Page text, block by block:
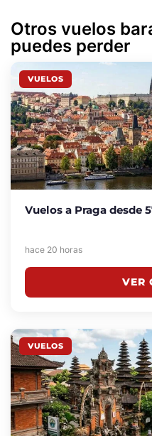
Otros vuelos
puedes perder
VUELOS
Vuelos a Praga desde
hace 20 horas
VER
VUELOS